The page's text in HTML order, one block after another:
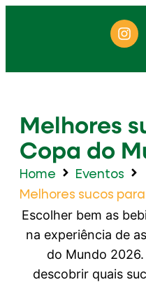
Melhores
Copa do
Home
Eventos
Melhores sucos
Escolher bem as
na experiência de
do Mundo
descobrir quais